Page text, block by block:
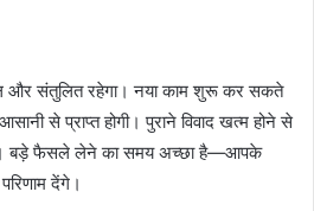
संतुलित रहेगा। नया काम शुरू कर सकते
से प्राप्त होगी। पुराने विवाद खत्म होने से
बड़े फैसले लेने का समय अच्छा है—आपके
देंगे।